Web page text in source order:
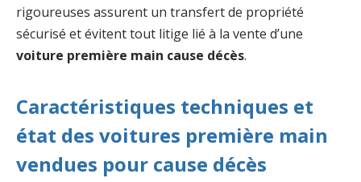
rigoureuses assurent un transfert de propriété
sécurisé et évitent tout litige lié à la vente d’une
voiture première main cause décès.
Caractéristiques techniques et
état des voitures première main
vendues pour cause décès